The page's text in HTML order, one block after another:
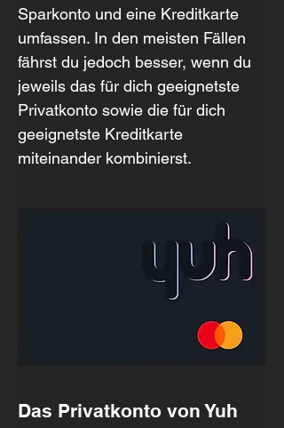
Sparkonto und eine Kreditkarte
umfassen. In den meisten Fällen
fährst du jedoch besser, wenn du
jeweils das für dich geeignetste
Privatkonto sowie die für dich
geeignetste Kreditkarte
miteinander kombinierst.
Das Privatkonto von Yuh